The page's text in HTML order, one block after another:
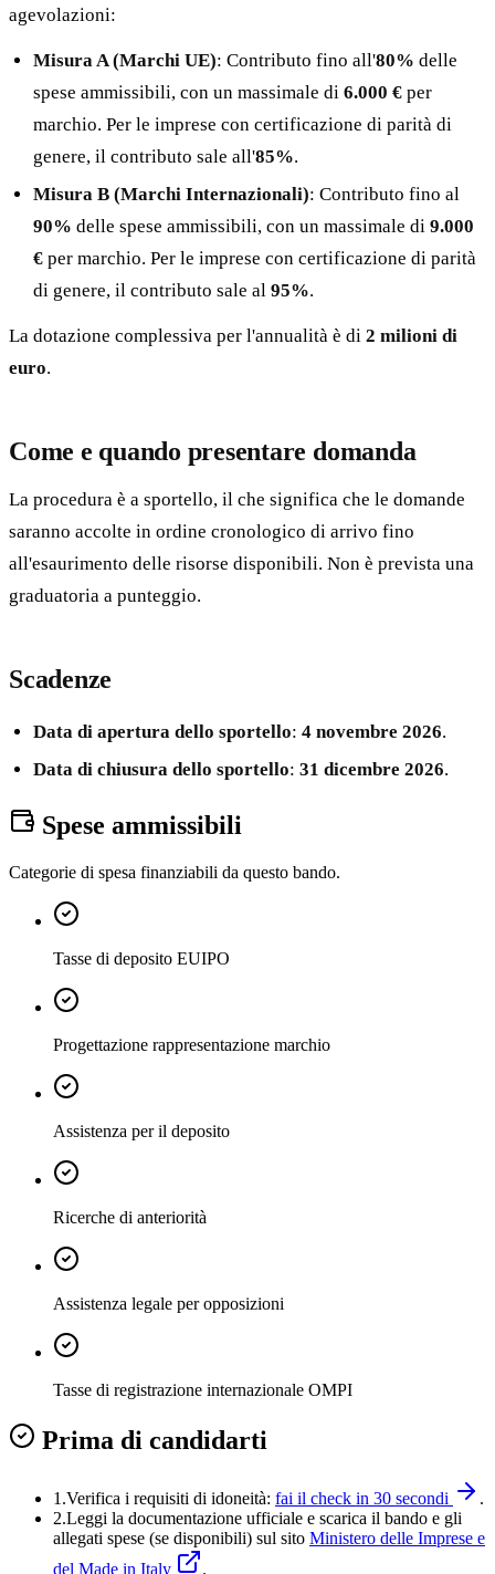
agevolazioni:
Misura A (Marchi UE): Contributo fino all'80% delle
spese ammissibili, con un massimale di6.000 € per
marchio. Per le imprese con certificazione di parità di
genere, il contributo sale all'85%.
Misura B (Marchi Internazionali): Contributo fino al
90% delle spese ammissibili, con un massimale di9.000
€ per marchio. Per le imprese con certificazione di parità
di genere, il contributo sale al95%.
La dotazione complessiva per l'annualità è di 2 milioni di
euro.
Come e quando presentare domanda
La procedura è a sportello, il che significa che le domande
saranno accolte in ordine cronologico di arrivo fino
all'esaurimento delle risorse disponibili. Non è prevista una
graduatoria a punteggio.
Scadenze
Data di apertura dello sportello:4 novembre 2026.
Data di chiusura dello sportello:31 dicembre 2026.
Spese ammissibili
Categorie di spesa finanziabili da questo bando.
Tasse di deposito EUIPO
Progettazione rappresentazione marchio
Assistenza per il deposito
Ricerche di anteriorità
Assistenza legale per opposizioni
Tasse di registrazione internazionale OMPI
Prima di candidarti
1.Verifica i requisiti di idoneità: fai il check in 30 secondi
.
2.Leggi la documentazione ufficiale e scarica il bando e gli
allegati spese (se disponibili) sul sito Ministero delle Imprese e
del Made in Italy
.